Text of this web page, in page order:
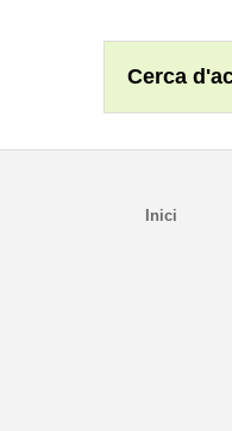
Cerca
Inici